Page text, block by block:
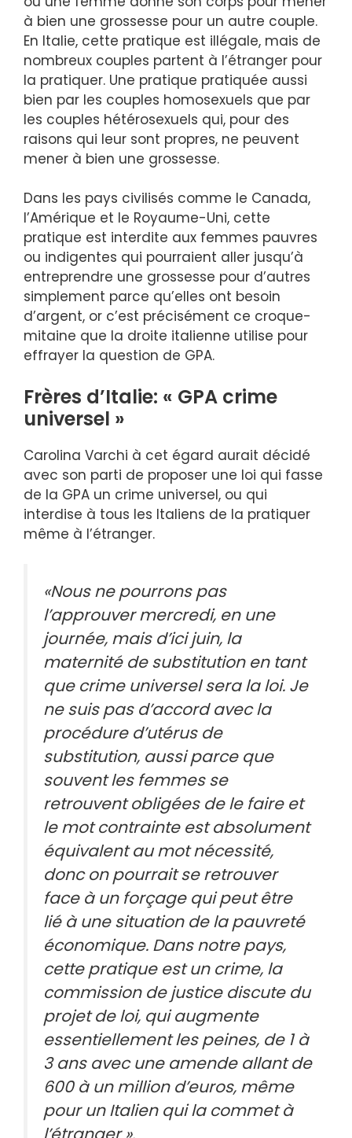
à bien une grossesse pour un autre couple.
En Italie, cette pratique est illégale, mais de
nombreux couples partent à l’étranger pour
la pratiquer. Une pratique pratiquée aussi
bien par les couples homosexuels que par
les couples hétérosexuels qui, pour des
raisons qui leur sont propres, ne peuvent
mener à bien une grossesse.
Dans les pays civilisés comme le Canada,
l’Amérique et le Royaume-Uni, cette
pratique est interdite aux femmes pauvres
ou indigentes qui pourraient aller jusqu’à
entreprendre une grossesse pour d’autres
simplement parce qu’elles ont besoin
d’argent, or c’est précisément ce croque-
mitaine que la droite italienne utilise pour
effrayer la question de GPA.
Frères d’Italie: « GPA crime
universel »
Carolina Varchi à cet égard aurait décidé
avec son parti de proposer une loi qui fasse
de la GPA un crime universel, ou qui
interdise à tous les Italiens de la pratiquer
même à l’étranger.
«Nous ne pourrons pas
l’approuver mercredi, en une
journée, mais d’ici juin, la
maternité de substitution en tant
que crime universel sera la loi. Je
ne suis pas d’accord avec la
procédure d’utérus de
substitution, aussi parce que
souvent les femmes se
retrouvent obligées de le faire et
le mot contrainte est absolument
équivalent au mot nécessité,
donc on pourrait se retrouver
face à un forçage qui peut être
lié à une situation de la pauvreté
économique. Dans notre pays,
cette pratique est un crime, la
commission de justice discute du
projet de loi, qui augmente
essentiellement les peines, de 1 à
3 ans avec une amende allant de
600 à un million d’euros, même
pour un Italien qui la commet à